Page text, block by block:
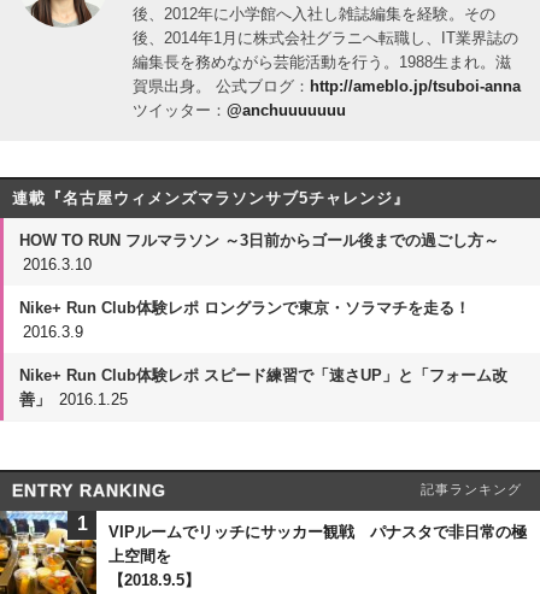
後、2012年に小学館へ入社し雑誌編集を経験。その
後、2014年1月に株式会社グラニへ転職し、IT業界誌の
編集長を務めながら芸能活動を行う。1988生まれ。滋
賀県出身。 公式ブログ： http://ameblo.jp/tsuboi-anna
ツイッター： @anchuuuuuuu
連載『名古屋ウィメンズマラソンサブ5チャレンジ』
HOW TO RUN フルマラソン ～3日前からゴール後までの過ごし方～
2016.3.10
Nike+ Run Club体験レポ ロングランで東京・ソラマチを走る！
2016.3.9
Nike+ Run Club体験レポ スピード練習で「速さUP」と「フォーム改
善」
2016.1.25
ENTRY RANKING 記事ランキング
1
VIPルームでリッチにサッカー観戦 パナスタで非日常の極
上空間を
【2018.9.5】